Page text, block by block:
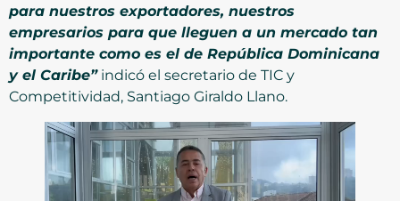
para nuestros exportadores, nuestros
empresarios para que lleguen a un mercado tan
importante como es el de República Dominicana
y el Caribe”indicó el secretario de TIC y
Competitividad, Santiago Giraldo Llano.